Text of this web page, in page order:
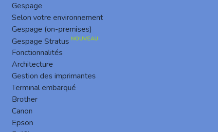
Gespage
Selon votre environnement
Gespage (on-premises)
Gespage Stratus NOUVEAU
Fonctionnalités
Architecture
Gestion des imprimantes
Terminal embarqué
Brother
Canon
Epson